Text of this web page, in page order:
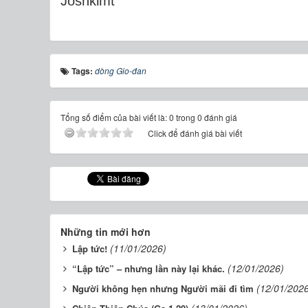
Tags: dòng Gio-đan
Tổng số điểm của bài viết là: 0 trong 0 đánh giá
Click để đánh giá bài viết
Những tin mới hơn
Lập tức! (11/01/2026)
“Lập tức” – nhưng lần này lại khác. (12/01/2026)
Người không hẹn nhưng Người mãi đi tìm (12/01/